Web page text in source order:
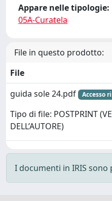
Appare nelle tipologie:
05A-Curatela
File in questo prodotto:
File
guida sole 24.pdf
Accesso
Tipo di file: POSTPRINT
DELL’AUTORE)
I documenti in IRIS